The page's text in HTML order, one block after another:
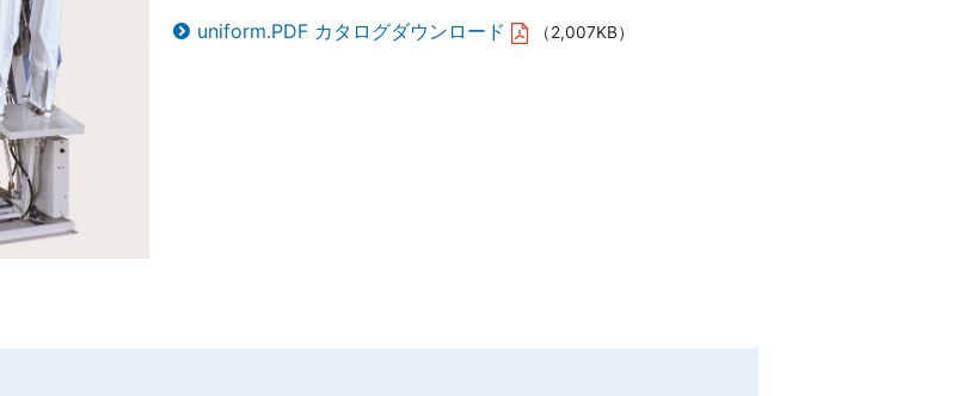
uniform.PDF カタログダウンロード （2,007KB）